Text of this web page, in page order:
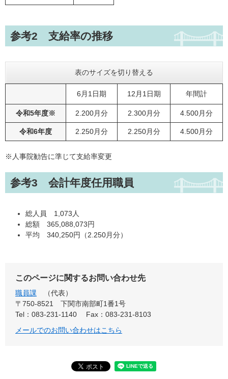
参考2 支給率の推移
表のサイズを切り替える
6月1日期 12月1日期 年間計
令和5年度※ 2.200月分 2.300月分 4.500月分
令和6年度 2.250月分 2.250月分 4.500月分
※ 人事院勧告に準じて支給率変更
参考3 会計年度任用職員
総人員 1,073人
総額 365,088,073円
平均 340,250円（2.250月分）
このページに関するお問い合わせ先
職員課
代表
〒750-8521
下関市南部町1番1号
Tel：083-231-1140
Fax：083-231-8103
メールでのお問い合わせはこちら